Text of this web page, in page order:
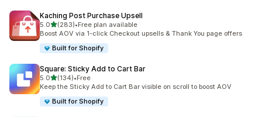
Kaching Post Purchase Upsell
5.05つ星中
(283)
合計レビュー数：283件
•Free plan available
Boost AOV via 1-click Checkout upsells & Thank You page offers
Built for Shopify
Square: Sticky Add to Cart Bar
5.05つ星中
(134)
合計レビュー数：134件
•Free
Keep the Sticky Add to Cart Bar visible on scroll to boost AOV
Built for Shopify